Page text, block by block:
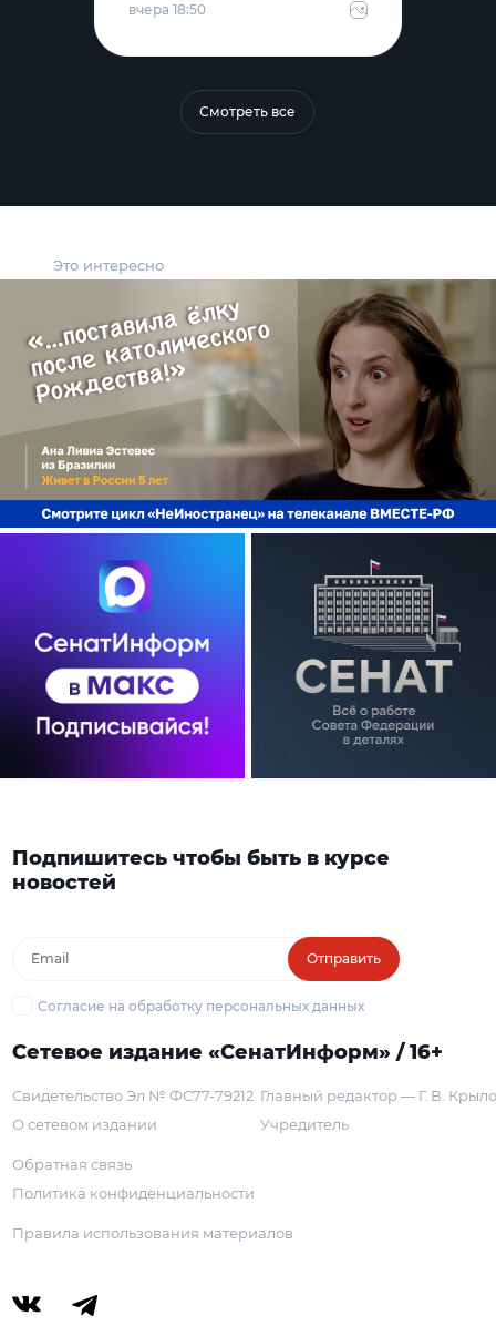
Это интересно
вчера 18:50
Смотреть все
Подпишитесь чтобы быть в курсе
новостей
Отправить
Согласие на обработку персональных данных
Сетевое издание «СенатИнформ» / 16+
Свидетельство Эл № ФС77-79212
О сетевом издании
Главный редактор — Г. В.
Учредитель
Обратная связь
Политика конфиденциальности
Правила использования материалов